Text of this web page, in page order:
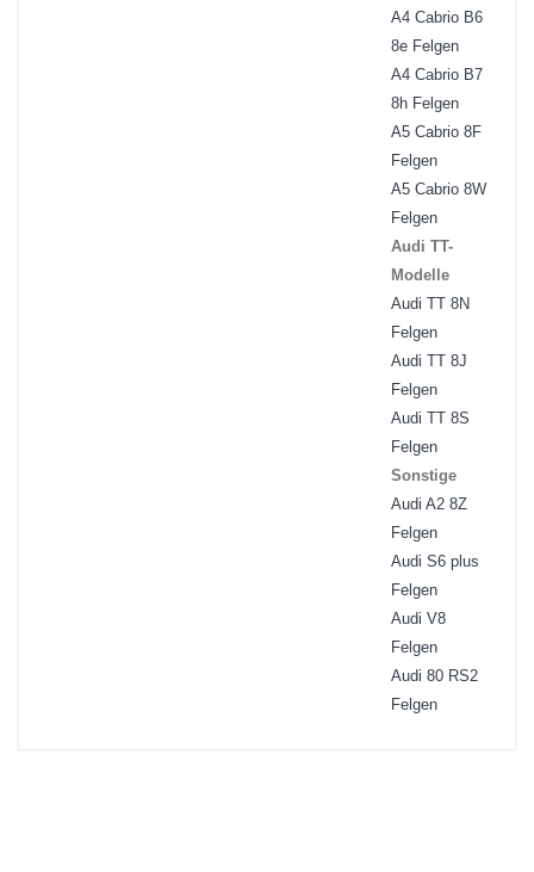
A4 Cabrio B6
8e Felgen
A4 Cabrio B7
8h Felgen
A5 Cabrio 8F
Felgen
A5 Cabrio 8W
Felgen
Audi TT-
Modelle
Audi TT 8N
Felgen
Audi TT 8J
Felgen
Audi TT 8S
Felgen
Sonstige
Audi A2 8Z
Felgen
Audi S6 plus
Felgen
Audi V8
Felgen
Audi 80 RS2
Felgen